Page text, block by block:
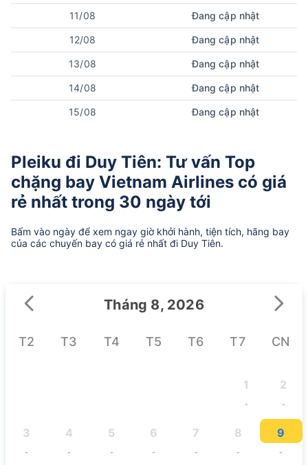
11/08 Đang cập nhật
12/08 Đang cập nhật
13/08 Đang cập nhật
14/08 Đang cập nhật
15/08 Đang cập nhật
Pleiku đi Duy Tiên: Tư vấn Top
chặng bay Vietnam Airlines có giá
rẻ nhất trong 30 ngày tới
Bấm vào ngày để xem ngay giờ khởi hành, tiện tích, hãng bay
của các chuyến bay có giá rẻ nhất đi Duy Tiên.
Tháng 8, 2026
T2 T3 T4 T5 T6 T7 CN
1
-
2
-
3
-
4
-
5
-
6
-
7
-
8
-
9
-